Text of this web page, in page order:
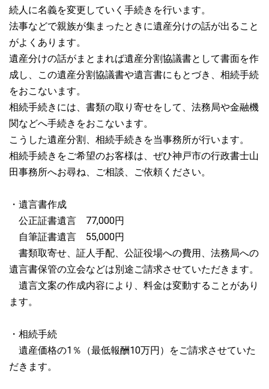
続人に名義を変更していく手続きを行います。
法事などで親族が集まったときに遺産分けの話が出ること
がよくあります。
遺産分けの話がまとまれば遺産分割協議書として書面を作
成し、この遺産分割協議書や遺言書にもとづき、相続手続
をおこないます。
相続手続きには、書類の取り寄せをして、法務局や金融機
関などへ手続きをおこないます。
こうした遺産分割、相続手続き を当事務所が行います。
相続手続きをご希望のお客様は、ぜひ神戸市の行政書士山
田事務所へお尋ね、ご相談、ご依頼ください。
・遺言書作成
公正証書遺言 77,000円
自筆証書遺言 55,000円
書類取寄せ、証人手配、公証役場への費用、法務局への
遺言書保管の立会などは別途ご請求させていただきます。
遺言文案の作成内容により、料金は変動することがあり
ます。
・相続手続
遺産価格の1％（最低報酬10万円）をご請求させていた
だきます。